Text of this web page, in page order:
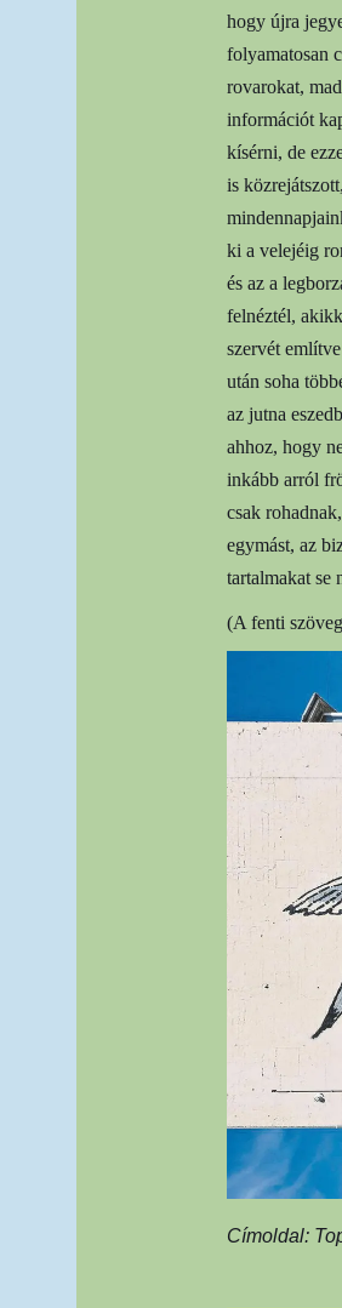
hogy újra
folyamatosan
rovarokat,
információt
kísérni, de
is
ki a velejéig
és az a
felnéztél,
szervét
után soha
az jutna
ahhoz, hogy
inkább arról
csak
egymást, az
tartalmakat se
(A fenti
Címoldal: